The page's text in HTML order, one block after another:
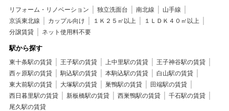
リフォーム・リノベーション 独立洗面台 南北線
山手線
京浜東北線
カップル向け １Ｋ２５㎡以上
１ＬＤＫ４０㎡以上
分譲賃貸
ネット使用料不要
駅から探す
東十条駅の賃貸 王子駅の賃貸 上中里駅の賃貸
王子神谷駅の賃貸
西ヶ原駅の賃貸
駒込駅の賃貸 本駒込駅の賃貸
白山駅の賃貸
東大前駅の賃貸
大塚駅の賃貸 巣鴨駅の賃貸
田端駅の賃貸
西日暮里駅の賃貸
新板橋駅の賃貸 西巣鴨駅の賃貸
千石駅の賃貸
尾久駅の賃貸